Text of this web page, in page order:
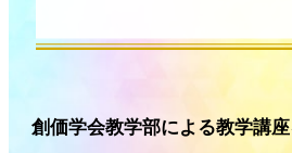
創価学会教学部による教学講座